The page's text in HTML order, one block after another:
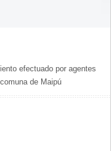
efectuado por agentes
de Maipú